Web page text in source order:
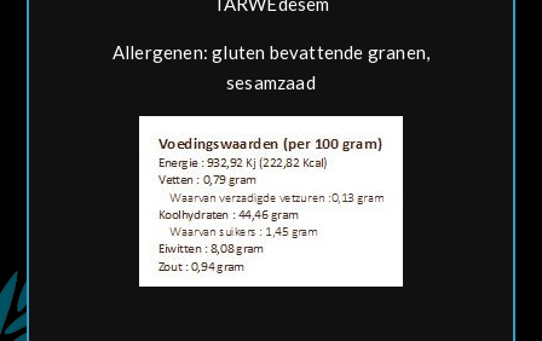
Allergenen: gluten bevattende granen,
sesamzaad